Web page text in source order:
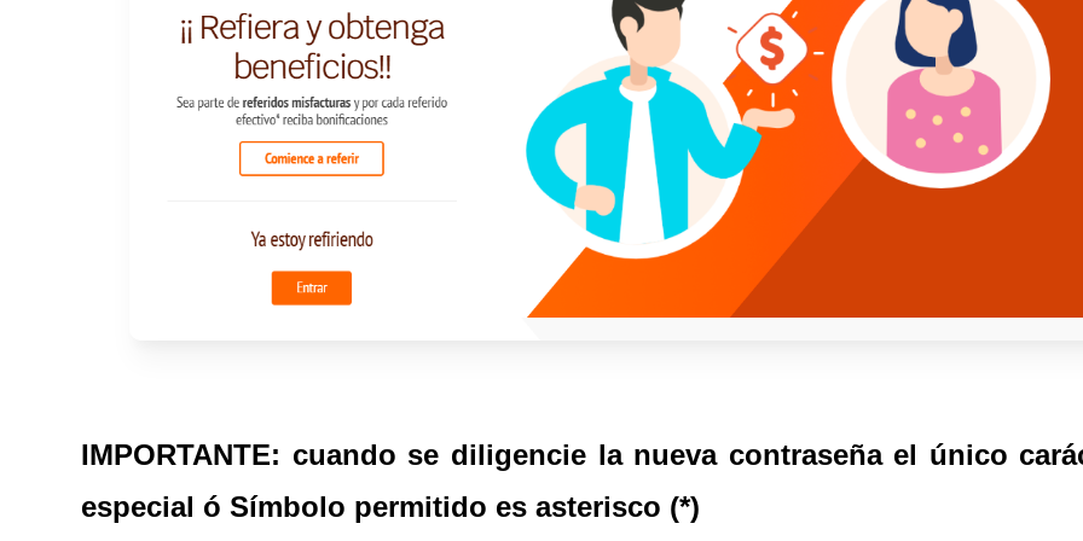
IMPORTANTE: cuando se diligencie la nueva contraseña el único
especial ó Símbolo permitido es asterisco (*)